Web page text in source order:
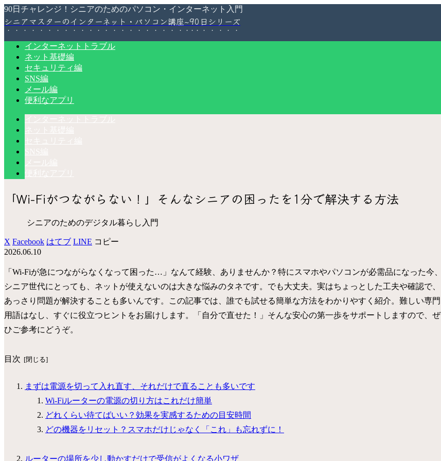
90日チャレンジ！シニアのためのパソコン・インターネット入門
シニアマスターのインターネット・パソコン講座~90日シリーズ
インターネットトラブル
ネット基礎編
セキュリティ編
SNS編
メール編
便利なアプリ
「Wi-Fiがつながらない！」そんなシニアの困ったを1分で解決する方法
シニアのためのデジタル暮らし入門
X Facebook はてブ LINE コピー
2026.06.10
「Wi-Fiが急につながらなくなって困った…」なんて経験、ありませんか？特にスマホやパソコンが必需品になった今、
シニア世代にとっても、ネットが使えないのは大きな悩みのタネです。でも大丈夫。実はちょっとした工夫や確認で、
あっさり問題が解決することも多いんです。この記事では、誰でも試せる簡単な方法をわかりやすく紹介。難しい専門
用語はなし、すぐに役立つヒントをお届けします。「自分で直せた！」そんな安心の第一歩をサポートしますので、ぜ
ひご参考にどうぞ。
目次
まずは電源を切って入れ直す、それだけで直ることも多いです
Wi-Fiルーターの電源の切り方はこれだけ簡単
どれくらい待てばいい？効果を実感するための目安時間
どの機器をリセット？スマホだけじゃなく「これ」も忘れずに！
ルーターの場所を少し動かすだけで受信がよくなる小ワザ